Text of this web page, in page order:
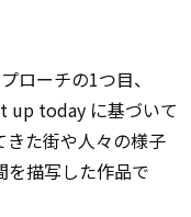
ローチの1つ目、
up today に基づいて
た街や人々の様子
を描写した作品で